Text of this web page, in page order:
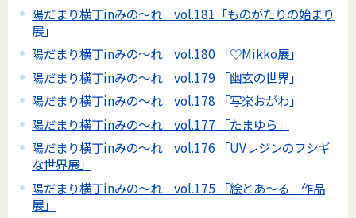
陽だまり横丁inみの～れ vol.181「ものがたりの始まり
展」
陽だまり横丁inみの～れ vol.180 「♡Mikko展」
陽だまり横丁inみの～れ vol.179 「幽玄の世界」
陽だまり横丁inみの～れ vol.178 「写楽おがわ」
陽だまり横丁inみの～れ vol.177 「たまゆら」
陽だまり横丁inみの～れ vol.176 「UVレジンのフシギ
な世界展」
陽だまり横丁inみの～れ vol.175 「絵とあ～る 作品
展」